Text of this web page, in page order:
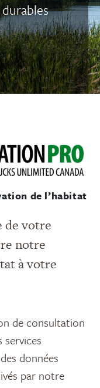
de l’habitat
de votre
notre
à votre
de consultation
services
données
par notre